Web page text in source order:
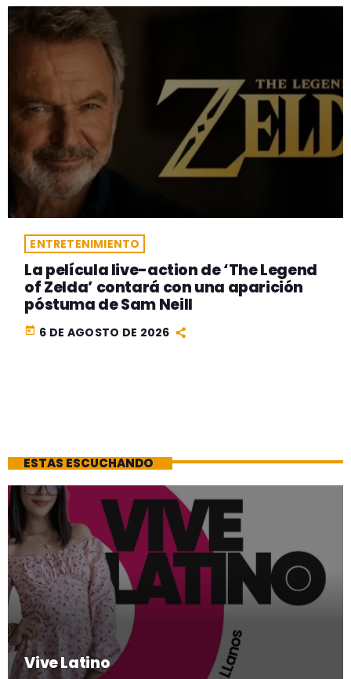
ENTRETENIMIENTO
La película live-action de ‘The Legend
of Zelda’ contará con una aparición
póstuma de Sam Neill
today 6 DE AGOSTO DE 2026
ESTAS ESCUCHANDO
Vive Latino